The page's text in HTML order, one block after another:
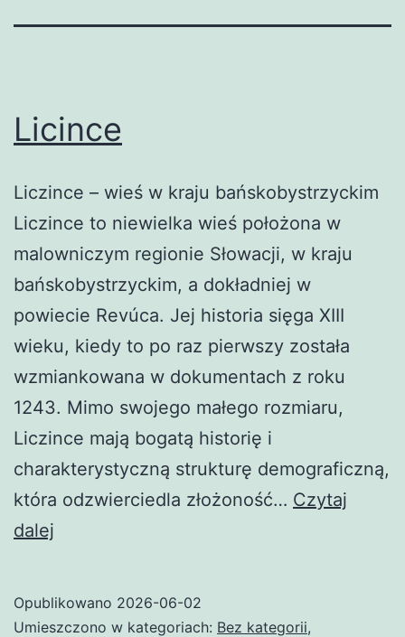
Licince
Liczince – wieś w kraju bańskobystrzyckim
Liczince to niewielka wieś położona w
malowniczym regionie Słowacji, w kraju
bańskobystrzyckim, a dokładniej w
powiecie Revúca. Jej historia sięga XIII
wieku, kiedy to po raz pierwszy została
wzmiankowana w dokumentach z roku
1243. Mimo swojego małego rozmiaru,
Liczince mają bogatą historię i
charakterystyczną strukturę demograficzną,
która odzwierciedla złożoność… Czytaj
dalej
Opublikowano 2026-06-02
Umieszczono w kategoriach: Bez kategorii,